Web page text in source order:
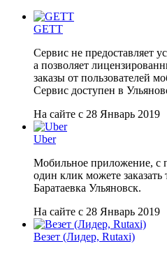
GETT
Сервис не предоставляет
а позволяет
заказы от пользователей
Сервис доступен в
На сайте с 28 Январь 2019
Uber
Мобильное приложение, с
один клик можете заказать
Баратаевка Ульяновск.
На сайте с 28 Январь 2019
Везет (Лидер, Rutaxi)